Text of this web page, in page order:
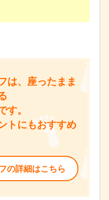
は、座ったまま
。
トにもおすすめ
の詳細はこちら